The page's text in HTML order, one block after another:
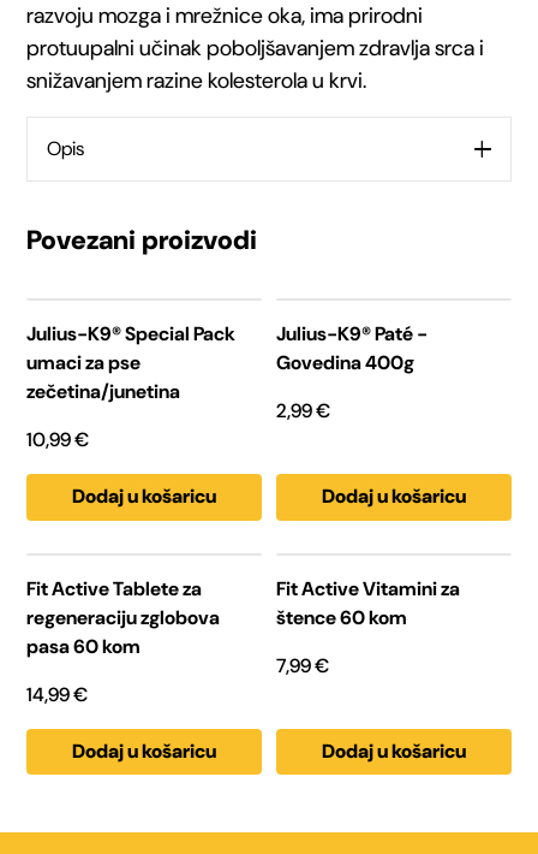
prehrani
za
pse
1
L
razvoju mozga i mrežnice oka, ima prirodni
protuupalni učinak poboljšavanjem zdravlja srca i
snižavanjem razine kolesterola u krvi.
Opis
Povezani proizvodi
Julius-K9® Special Pack
umaci za pse
zečetina/junetina
10,99€
Dodaj u košaricu
Julius-K9® Paté -
Govedina 400g
2,99€
Dodaj u košaricu
Fit Active Tablete za
regeneraciju zglobova
pasa 60 kom
14,99€
Dodaj u košaricu
Fit Active Vitamini za
štence 60 kom
7,99€
Dodaj u košaricu